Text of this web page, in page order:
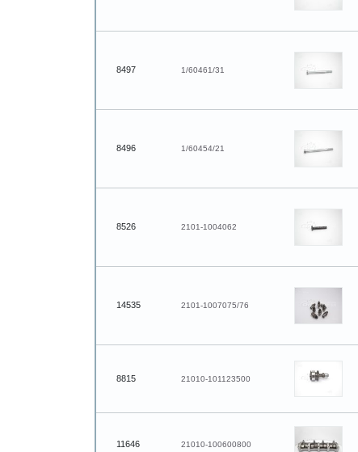
8497 1/60461/31
8496 1/60454/21
8526 2101-1004062
14535 2101-1007075/76
8815 21010-101123500
11646 21010-100600800